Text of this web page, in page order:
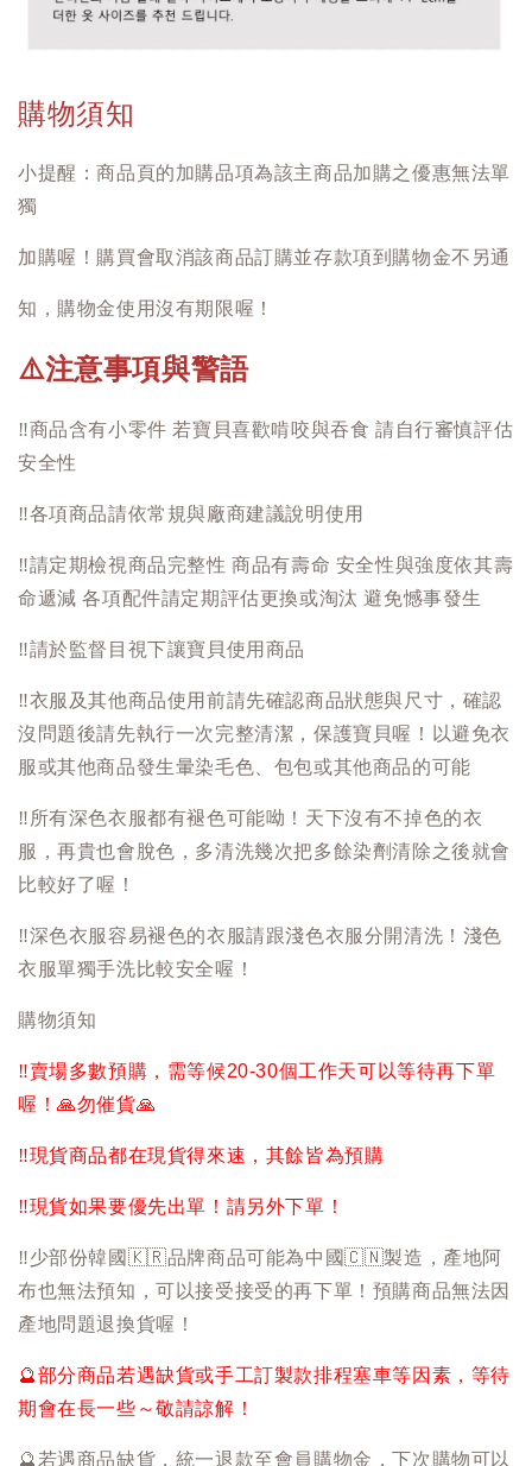
購物須知
小提醒：商品頁的加購品項為該主商品加購之優惠無法單
獨
加購喔！購買會取消該商品訂購並存款項到購物金不另通
知，購物金使用沒有期限喔！
⚠️注意事項與警語
‼️商品含有小零件 若寶貝喜歡啃咬與吞食 請自行審慎評估
安全性
‼️各項商品請依常規與廠商建議說明使用
‼️請定期檢視商品完整性 商品有壽命 安全性與強度依其壽
命遞減 各項配件請定期評估更換或淘汰 避免憾事發生
‼️請於監督目視下讓寶貝使用商品
‼️衣服及其他商品使用前請先確認商品狀態與尺寸，確認
沒問題後請先執行一次完整清潔，保護寶貝喔！以避免衣
服或其他商品發生暈染毛色、包包或其他商品的可能
‼️ 所有深色衣服都有褪色可能呦！天下沒有不掉色的衣
服，再貴也會脫色，多清洗幾次把多餘染劑清除之後就會
比較好了喔！
‼️深色衣服容易褪色的衣服請跟淺色衣服分開清洗！淺色
衣服單獨手洗比較安全喔！
購物須知
‼️賣場多數預購，需等候20-30個工作天可以等待再下單
喔！🙏勿催貨🙏
‼️現貨商品都在現貨得來速，其餘皆為預購
‼️現貨如果要優先出單！請另外下單！
‼️少部份韓國 🇰🇷品牌商品可能為中國🇨🇳製造，產地阿
布也無法預知，可以接受接受的再下單！預購商品無法因
產地問題退換貨喔！
🔮部分商品若遇缺貨或手工訂製款排程塞車等因素，等待
期會在長一些～敬請諒解！
🔮 若遇商品缺貨，統一退款至會員購物金，下次購物可以